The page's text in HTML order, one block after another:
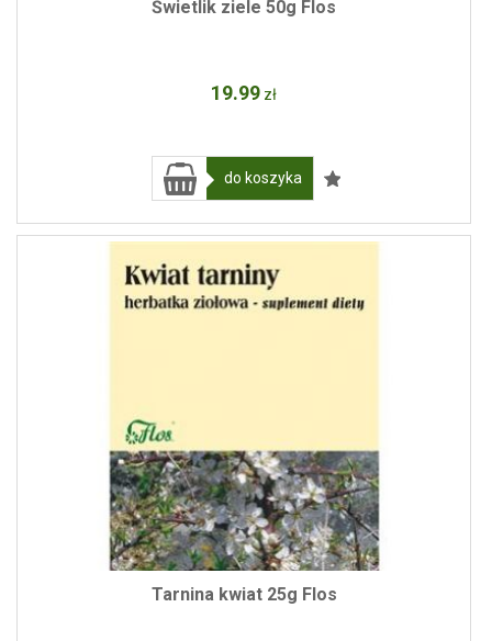
Świetlik ziele 50g Flos
19.99 zł
do koszyka
Tarnina kwiat 25g Flos